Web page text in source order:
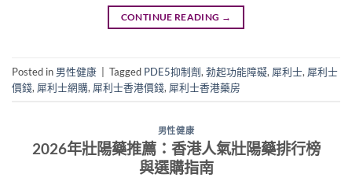
CONTINUE READING →
Posted in 男性健康 Tagged PDE5抑制劑, 勃起功能障礙, 犀利士, 犀利士
價錢, 犀利士網購, 犀利士香港價錢, 犀利士香港藥房
男性健康
2026年壯陽藥推薦：香港人氣壯陽藥排行榜
與選購指南